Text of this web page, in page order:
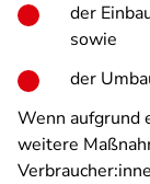
der
sowie
der
Wenn aufgrund
weitere